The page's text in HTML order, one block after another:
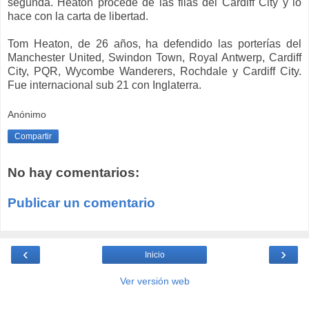
hace con la carta de libertad.
Tom Heaton, de 26 años, ha defendido las porterías del
Manchester United, Swindon Town, Royal Antwerp, Cardiff
City, PQR, Wycombe Wanderers, Rochdale y Cardiff City.
Fue internacional sub 21 con Inglaterra.
Anónimo
Compartir
No hay comentarios:
Publicar un comentario
‹ ›
Inicio
Ver versión web